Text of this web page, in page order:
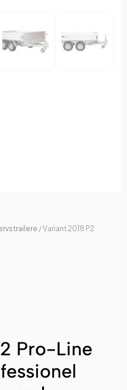
/ Variant 2018 P2
Pro-Line